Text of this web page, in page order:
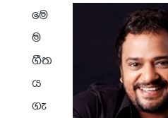
මෙ
ම
ගීත
ය
ගැ